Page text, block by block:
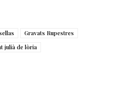
Gravats Rupestres
julià de lòria